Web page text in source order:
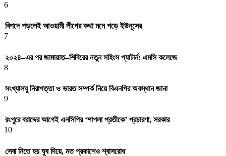
6
বিপদে পড়লেই আওয়ামী লীগের কথা মনে পড়ে ইউনূসের
7
২০২৪–এর পর জামায়াত–শিবিরের নতুন সহিংস প্যাটার্ন: এমসি কলেজে
8
সংখ্যালঘু নিরাপত্তা ও ভারত সম্পর্ক নিয়ে বিএনপির অবস্থান জানা
9
রংপুরে বরাদ্দের আগেই এনসিপির ‘শাপলা প্রতীকে’ প্রচারণা, সরকার
10
সেবা নিতে হয় ঘুষ দিয়ে, মত প্রকাশেও শ্বাসরোধ